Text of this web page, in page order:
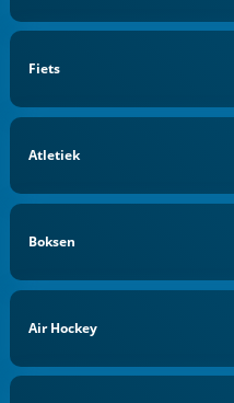
Fiets
Atletiek
Boksen
Air Hockey